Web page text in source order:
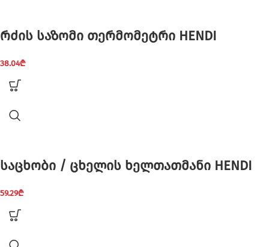
რძის საზომი თერმომეტრი HENDI
38.04₾
საცხობი / ცხელის ხელთათმანი HENDI
59.29₾